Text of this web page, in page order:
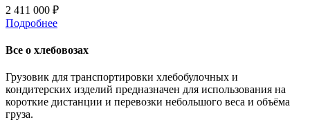
2 411 000 ₽
Подробнее
Все о хлебовозах
Грузовик для транспортировки хлебобулочных и
кондитерских изделий предназначен для использования на
короткие дистанции и перевозки небольшого веса и объёма
груза.